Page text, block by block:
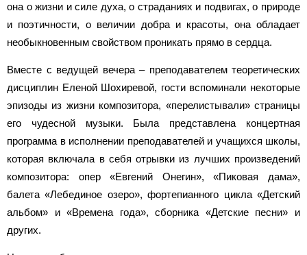
она о жизни и силе духа, о страданиях и подвигах, о природе
и поэтичности, о величии добра и красоты, она обладает
необыкновенным свойством проникать прямо в сердца.
Вместе с ведущей вечера – преподавателем теоретических
дисциплин Еленой Шохиревой, гости вспоминали некоторые
эпизоды из жизни композитора, «перелистывали» страницы
его чудесной музыки. Была представлена концертная
программа в исполнении преподавателей и учащихся школы,
которая включала в себя отрывки из лучших произведений
композитора: опер «Евгений Онегин», «Пиковая дама»,
балета «Лебединое озеро», фортепианного цикла «Детский
альбом» и «Времена года», сборника «Детские песни» и
других.